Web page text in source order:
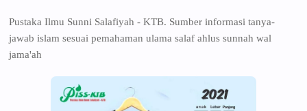
Pustaka Ilmu Sunni Salafiyah - KTB. Sumber informasi tanya-
jawab islam sesuai pemahaman ulama salaf ahlus sunnah wal
jama'ah